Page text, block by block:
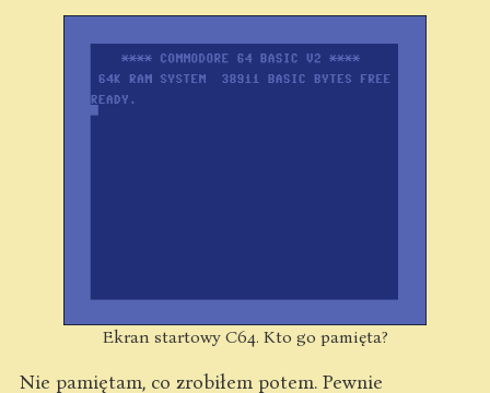
Ekran startowy C64. Kto go pamięta?
Nie pamiętam, co zrobiłem potem. Pewnie